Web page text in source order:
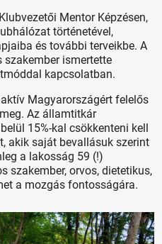
Mentor Képzésen,
történetével,
és további terveikbe. A
szakember ismertette
kapcsolatban.
Magyarországért felelős
Az államtitkár
15%-kal csökkenteni kell
akik saját bevallásuk szerint
a lakosság 59 (!)
szakember, orvos, dietetikus,
a mozgás fontosságára.